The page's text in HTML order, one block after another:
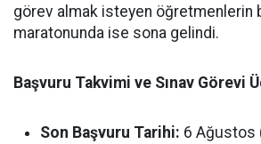
görev almak isteyen öğretmenlerin
maratonunda ise sona gelindi.
Başvuru Takvimi ve Sınav Görevi
Son Başvuru Tarihi: 6 Ağustos